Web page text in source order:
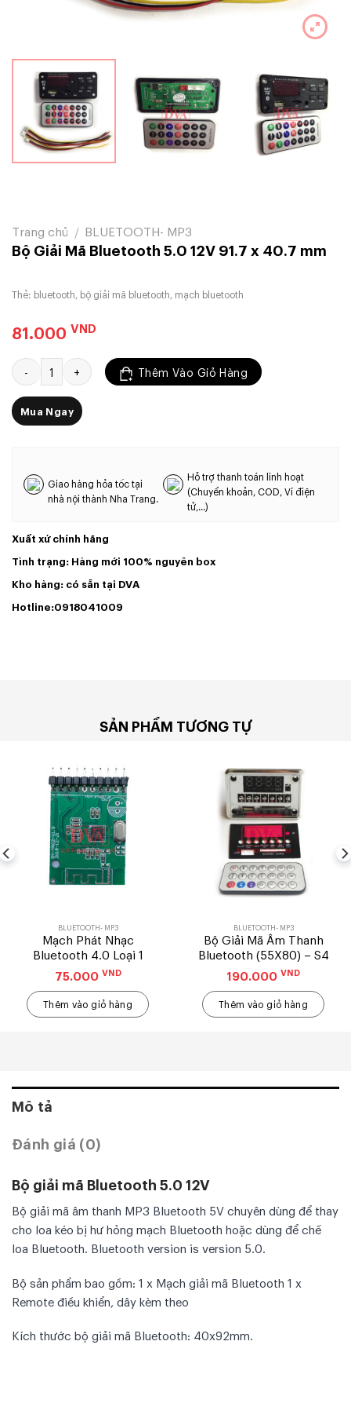
Trang chủ / BLUETOOTH- MP3
Bộ Giải Mã Bluetooth 5.0 12V 91.7 x 40.7 mm
Thẻ: bluetooth, bộ giải mã bluetooth, mạch bluetooth
81.000 VND
Bộ Giải Mã Bluetooth 5.0 12V 91.7 x 40.7 mm số lượng
Thêm Vào Giỏ Hàng
Mua Ngay
Giao hàng hỏa tốc tại
nhà nội thành Nha Trang.
Hỗ trợ thanh toán linh hoạt
(Chuyển khoản, COD, Ví điện
tử,...)
Xuất xứ chính hãng
Tình trạng: Hàng mới 100% nguyên box
Kho hàng: có sẵn tại DVA
Hotline:0918041009
SẢN PHẨM TƯƠNG TỰ
BLUETOOTH- MP3
Mạch Phát Nhạc
Bluetooth 4.0 Loại 1
75.000 VND
Thêm vào giỏ hàng
BLUETOOTH- MP3
Bộ Giải Mã Âm Thanh
Bluetooth (55X80) – S4
190.000 VND
Thêm vào giỏ hàng
Mô tả
Đánh giá (0)
Bộ giải mã Bluetooth 5.0 12V
Bộ giải mã âm thanh MP3 Bluetooth 5V chuyên dùng để thay
cho loa kéo bị hư hỏng mạch Bluetooth hoặc dùng để chế
loa Bluetooth. Bluetooth version is version 5.0.
Bộ sản phẩm bao gồm: 1 x Mạch giải mã Bluetooth 1 x
Remote điều khiển, dây kèm theo
Kích thước bộ giải mã Bluetooth: 40x92mm.